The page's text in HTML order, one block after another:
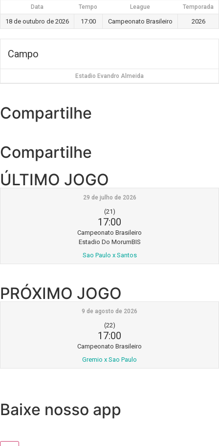
Data Tempo League Temporada
18 de outubro de 2026 17:00 Campeonato Brasileiro 2026
Campo
Estadio Evandro Almeida
Compartilhe
Compartilhe
ÚLTIMO JOGO
29 de julho de 2026
(21)
17:00
Campeonato Brasileiro
Estadio Do MorumBIS
Sao Paulo x Santos
PRÓXIMO JOGO
9 de agosto de 2026
(22)
17:00
Campeonato Brasileiro
Gremio x Sao Paulo
Baixe nosso app